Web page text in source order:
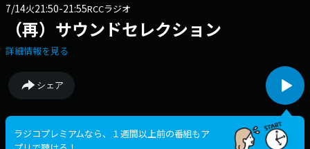
7/14火21:50-21:55RCCラジオ
（再）サウンドセレクション
詳細情報を見る
シェア
ラジコプレミアムなら、１週間以上前の番組もア